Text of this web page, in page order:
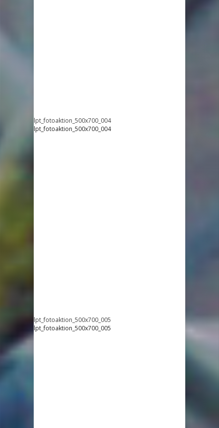
lpt_fotoaktion_500x700_004
lpt_fotoaktion_500x700_004
lpt_fotoaktion_500x700_005
lpt_fotoaktion_500x700_005